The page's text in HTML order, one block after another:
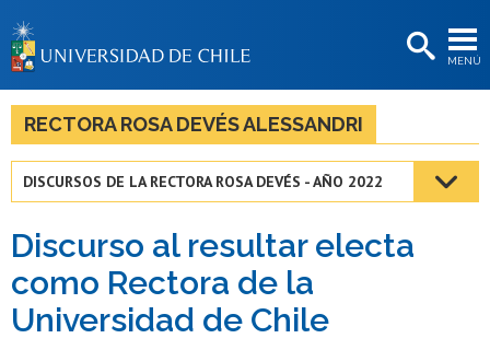
MENÚ
BIBLIOTECAS
LA UNIVERSIDAD
Estudiantes
Académicas/os
Funcionarias/os
Egresadas/os
RECTORA ROSA DEVÉS ALESSANDRI
DISCURSOS DE LA RECTORA ROSA DEVÉS - AÑO 2022
Discurso al resultar electa
como Rectora de la
Universidad de Chile